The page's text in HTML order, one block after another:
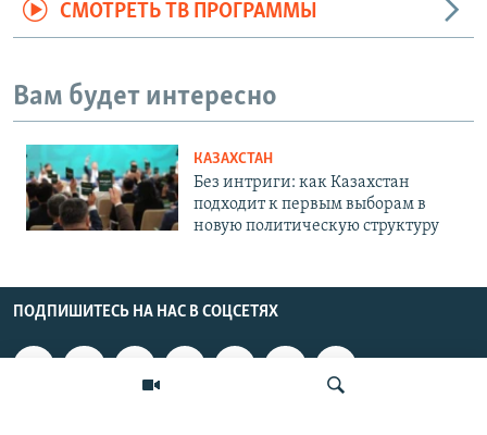
СМОТРЕТЬ ТВ ПРОГРАММЫ
Вам будет интересно
КАЗАХСТАН
Без интриги: как Казахстан
подходит к первым выборам в
новую политическую структуру
ПОДПИШИТЕСЬ НА НАС В СОЦСЕТЯХ